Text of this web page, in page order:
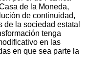
de la Moneda,
de continuidad,
la sociedad estatal
tenga
en las
en que sea parte la